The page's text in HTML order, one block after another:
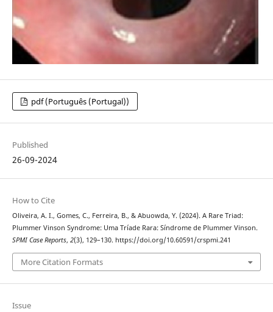
pdf (Português (Portugal))
Published
26-09-2024
How to Cite
Oliveira, A. I., Gomes, C., Ferreira, B., & Abuowda, Y. (2024). A Rare Triad:
Plummer Vinson Syndrome: Uma Tríade Rara: Síndrome de Plummer Vinson.
SPMI Case Reports, 2(3), 129–130. https://doi.org/10.60591/crspmi.241
More Citation Formats
Issue